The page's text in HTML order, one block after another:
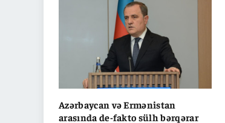
Azərbaycan və Ermənistan
arasında de-fakto sülh bərqərar